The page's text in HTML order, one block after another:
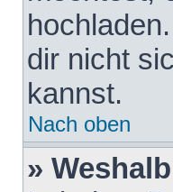
dir nicht
kannst.
Nach oben
»